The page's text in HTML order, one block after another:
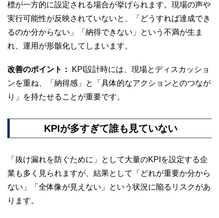
標が一方的に設定される場合が挙げられます。現場の声や
実行可能性が反映されていないと、「どうすれば達成でき
るのか分からない」「納得できない」という不満が生ま
れ、運用が形骸化してしまいます。
改善のポイント：
KPI設計時には、現場とディスカッショ
ンを重ね、「納得感」と「具体的なアクションとのつなが
り」を持たせることが重要です。
KPIが多すぎて誰も見ていない
「抜け漏れを防ぐために」として大量のKPIを設定する企
業も多く見られますが、結果として「どれが重要か分から
ない」「全体像が見えない」という状況に陥るリスクがあ
ります。